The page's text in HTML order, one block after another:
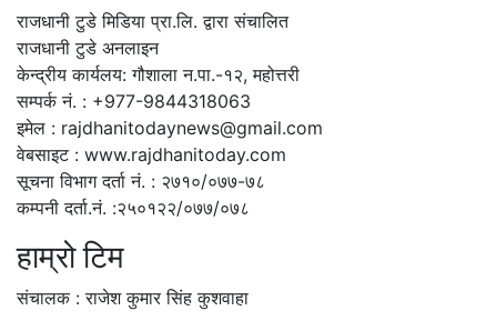
राजधानी टुडे मिडिया प्रा.लि. द्वारा संचालित
राजधानी टुडे अनलाइन
केन्द्रीय कार्यलय: गौशाला न.पा.-१२, महोत्तरी
सम्पर्क नं. : +977-9844318063
इमेल : rajdhanitodaynews@gmail.com
वेबसाइट : www.rajdhanitoday.com
सूचना विभाग दर्ता नं. : २७१०/०७७-७८
कम्पनी दर्ता.नं. :२५०१२२/०७७/०७८
हाम्रो टिम
संचालक : राजेश कुमार सिंह कुशवाहा